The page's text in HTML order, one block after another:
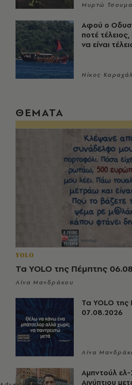
Μυρτώ
Αφού ο
ποτέ
να είναι
Νίκος
ΘΕΜΑΤΑ
YOLO
Τα YOLO της Πέμπτης
Λίνα Μανδράκου
Τα YOLO
07.08.2026
Λίνα
Αμπντούλ ελ-
Αιγύπτιου